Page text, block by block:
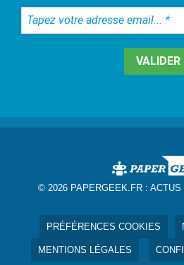
Tapez
votre
© 2026 PAPERGEEK.FR : ACTUS
PRÉFÉRENCES COOKIES
MENTIONS LÉGALES